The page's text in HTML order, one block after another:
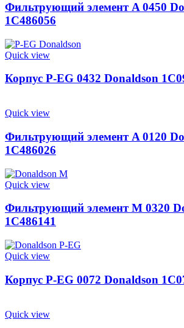
Фильтрующий элемент A 0450
1C486056
Quick view
Корпус P-EG 0432 Donaldson
Quick view
Фильтрующий элемент A 0120
1C486026
Quick view
Фильтрующий элемент M 0320
1C486141
Quick view
Корпус P-EG 0072 Donaldson
Quick view